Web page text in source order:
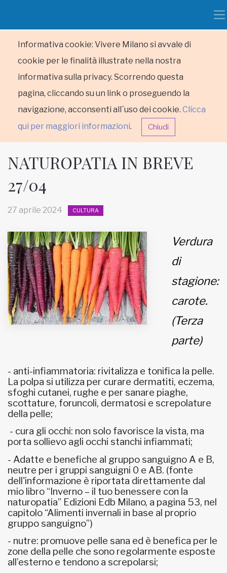
Informativa cookie: Vivere Milano si avvale di
cookie per le finalità illustrate nella nostra
informativa sulla privacy. Scorrendo questa
pagina, cliccando su un link o proseguendo la
navigazione, acconsenti all´uso dei cookie. Clicca
qui per maggiori informazioni. Chiudi
HOME
MUNICIPI
Inviateci le vostre segnalazioni
Iscriviti alla newsletter
EDB edizioni - Via Brivio angolo C.
Imbonati, 89 20159 Milano (Italia)
Informativa sulla privacy
NATUROPATIA IN BREVE
27/04
27 aprile 2024 CULTURA
Verdura
di
stagione:
carote.
(Terza
parte)
- anti-infiammatoria: rivitalizza e tonifica la pelle.
La polpa si utilizza per curare dermatiti, eczema,
sfoghi cutanei, rughe e per sanare piaghe,
scottature, foruncoli, dermatosi e screpolature
della pelle;
- cura gli occhi: non solo favorisce la vista, ma
porta sollievo agli occhi stanchi infiammati;
- Adatte e benefiche al gruppo sanguigno A e B,
neutre per i gruppi sanguigni 0 e AB. (fonte
dell'informazione è riportata direttamente dal
mio libro “Inverno – il tuo benessere con la
naturopatia” Edizioni Edb Milano, a pagina 53, nel
capitolo “Alimenti invernali in base al proprio
gruppo sanguigno”)
- nutre: promuove pelle sana ed è benefica per le
zone della pelle che sono regolarmente esposte
all’esterno e tendono a screpolarsi;